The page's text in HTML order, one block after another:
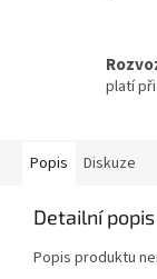
platí
Popis Diskuze
Detailní
Popis produktu